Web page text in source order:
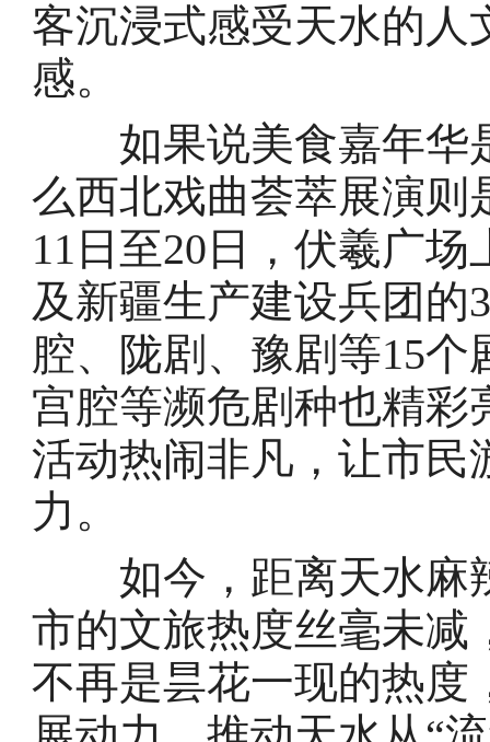
客沉浸式感受天水的人
感。
如果说美食嘉年华
么西北戏曲荟萃展演则
11日至20日，伏羲广
及新疆生产建设兵团的
腔、陇剧、豫剧等15
宫腔等濒危剧种也精彩
活动热闹非凡，让市民
力。
如今，距离天水麻
市的文旅热度丝毫未减
不再是昙花一现的热度